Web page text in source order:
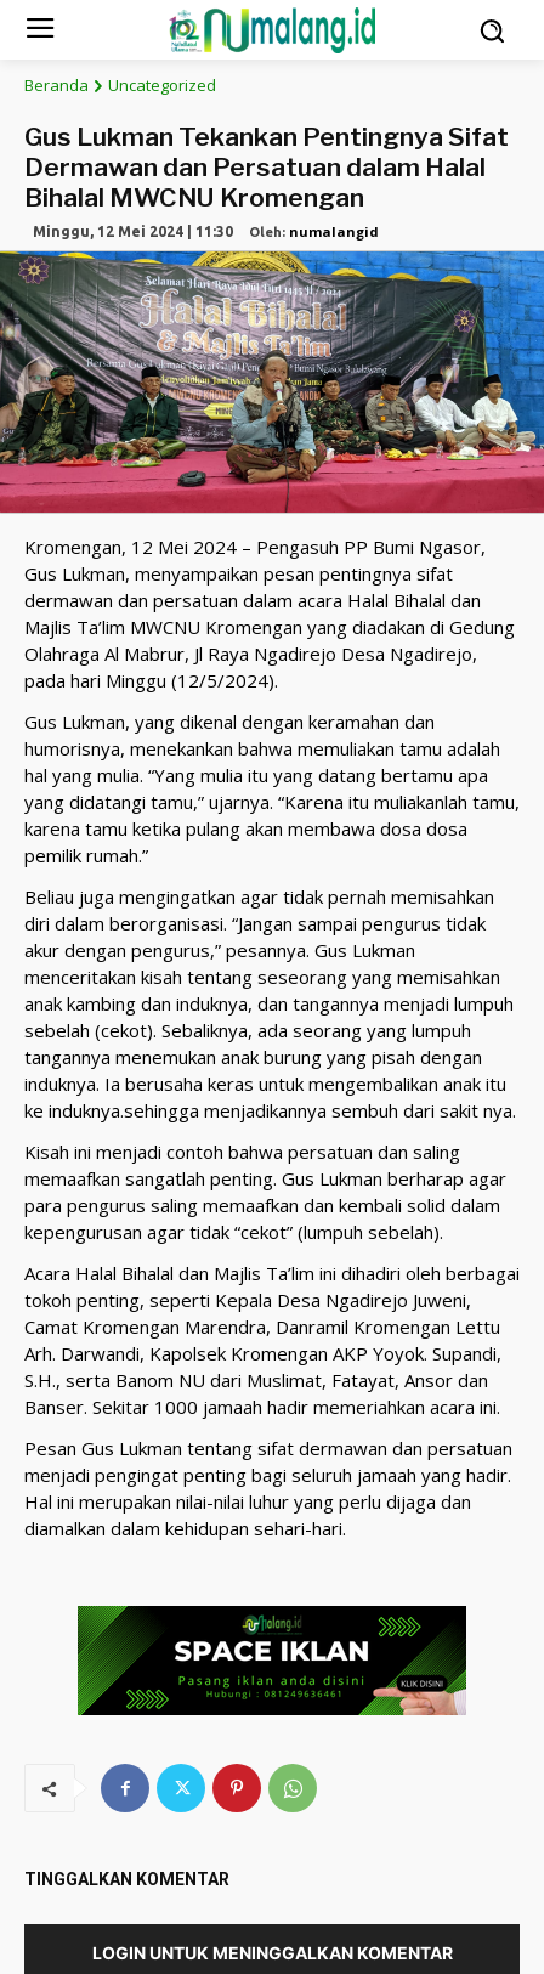
Beranda Uncategorized
Gus Lukman Tekankan Pentingnya Sifat
Dermawan dan Persatuan dalam Halal
Bihalal MWCNU Kromengan
Minggu, 12 Mei 2024 | 11:30 Oleh: numalangid
Kromengan, 12 Mei 2024 – Pengasuh PP Bumi Ngasor,
Gus Lukman, menyampaikan pesan pentingnya sifat
dermawan dan persatuan dalam acara Halal Bihalal dan
Majlis Ta’lim MWCNU Kromengan yang diadakan di Gedung
Olahraga Al Mabrur, Jl Raya Ngadirejo Desa Ngadirejo,
pada hari Minggu (12/5/2024).
Gus Lukman, yang dikenal dengan keramahan dan
humorisnya, menekankan bahwa memuliakan tamu adalah
hal yang mulia. “Yang mulia itu yang datang bertamu apa
yang didatangi tamu,” ujarnya. “Karena itu muliakanlah tamu,
karena tamu ketika pulang akan membawa dosa dosa
pemilik rumah.”
Beliau juga mengingatkan agar tidak pernah memisahkan
diri dalam berorganisasi. “Jangan sampai pengurus tidak
akur dengan pengurus,” pesannya. Gus Lukman
menceritakan kisah tentang seseorang yang memisahkan
anak kambing dan induknya, dan tangannya menjadi lumpuh
sebelah (cekot). Sebaliknya, ada seorang yang lumpuh
tangannya menemukan anak burung yang pisah dengan
induknya. Ia berusaha keras untuk mengembalikan anak itu
ke induknya.sehingga menjadikannya sembuh dari sakit nya.
Kisah ini menjadi contoh bahwa persatuan dan saling
memaafkan sangatlah penting. Gus Lukman berharap agar
para pengurus saling memaafkan dan kembali solid dalam
kepengurusan agar tidak “cekot” (lumpuh sebelah).
Acara Halal Bihalal dan Majlis Ta’lim ini dihadiri oleh berbagai
tokoh penting, seperti Kepala Desa Ngadirejo Juweni,
Camat Kromengan Marendra, Danramil Kromengan Lettu
Arh. Darwandi, Kapolsek Kromengan AKP Yoyok. Supandi,
S.H., serta Banom NU dari Muslimat, Fatayat, Ansor dan
Banser. Sekitar 1000 jamaah hadir memeriahkan acara ini.
Pesan Gus Lukman tentang sifat dermawan dan persatuan
menjadi pengingat penting bagi seluruh jamaah yang hadir.
Hal ini merupakan nilai-nilai luhur yang perlu dijaga dan
diamalkan dalam kehidupan sehari-hari.
TINGGALKAN KOMENTAR
LOGIN UNTUK MENINGGALKAN KOMENTAR